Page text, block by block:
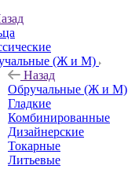
(Ж и М)
Назад
Обручальные (Ж и М)
Гладкие
Комбинированные
Дизайнерские
Токарные
Литьевые